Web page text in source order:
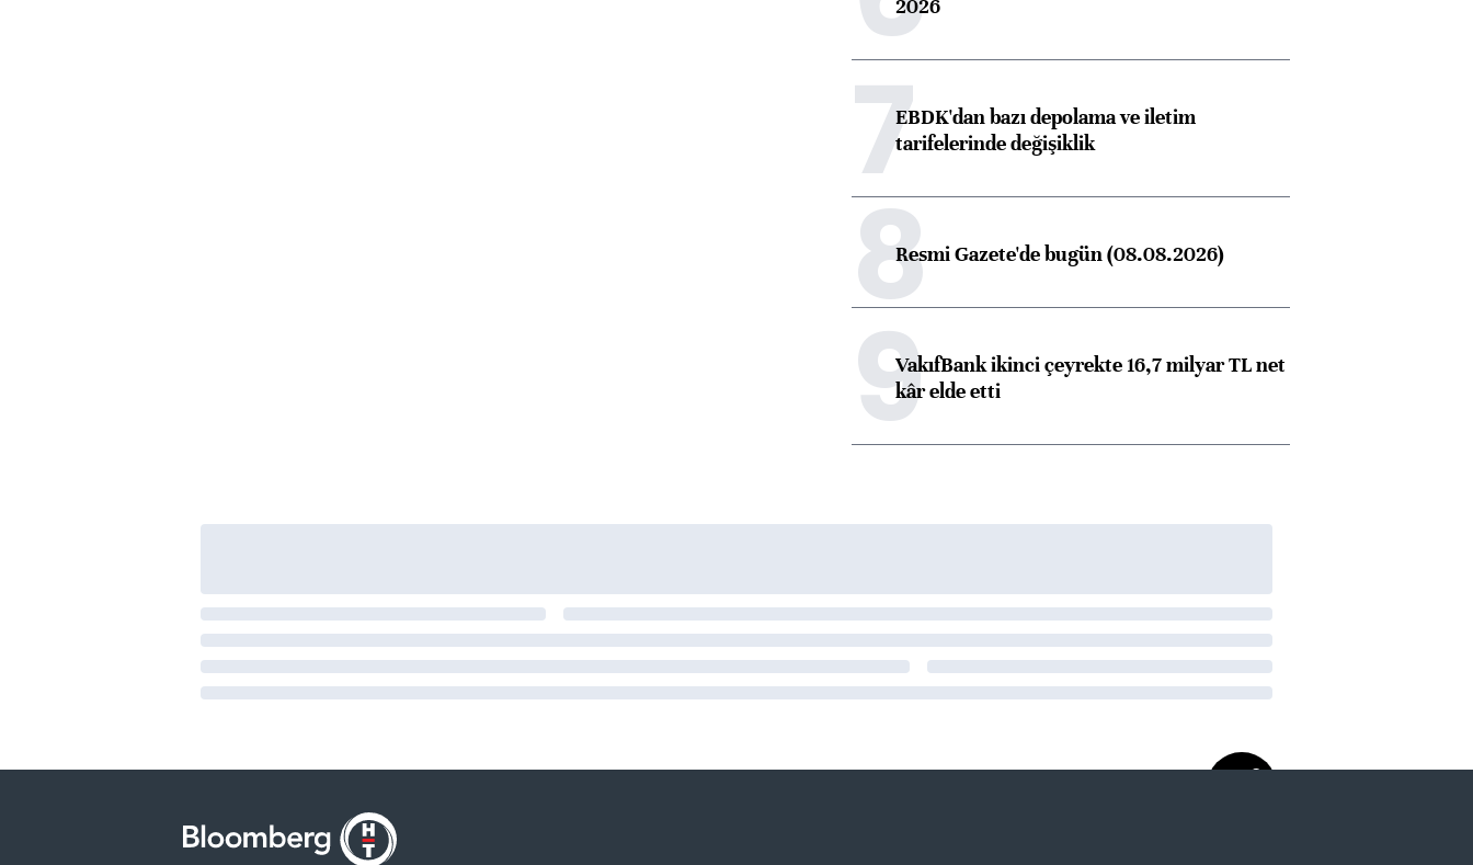
2026
7EBDK'dan bazı depolama ve iletim
tarifelerinde değişiklik
8Resmi Gazete'de bugün (08.08.2026)
9VakıfBank ikinci çeyrekte 16,7 milyar TL net
kâr elde etti